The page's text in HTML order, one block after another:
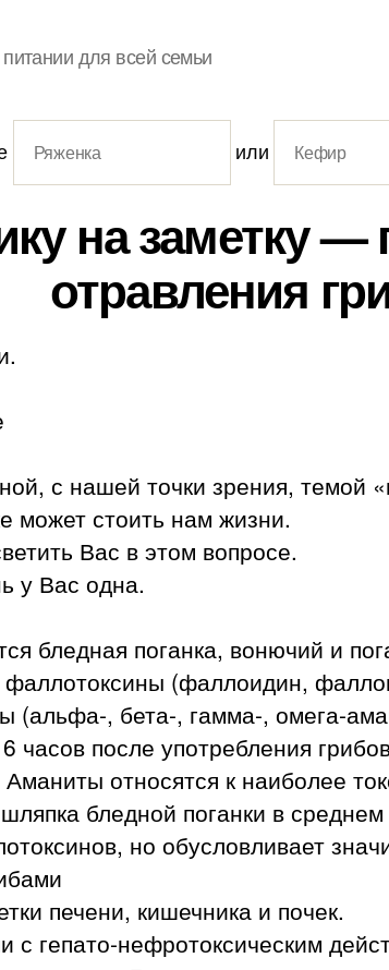
для всей семьи
или
на заметку
отравления
с нашей точки зрения, темой
может стоить нам жизни.
Вас в этом вопросе.
у Вас одна.
бледная поганка, вонючий и
(фаллоидин,
(альфа-, бета-, гамма-, омега-
после употребления
относятся к наиболее
бледной поганки в
но обусловливает
печени, кишечника и почек.
гепато-нефротоксическим